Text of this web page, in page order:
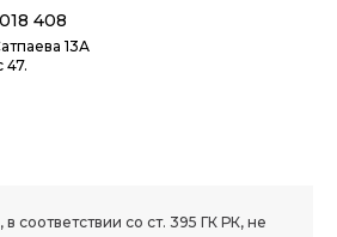
408
13А
47.
соответствии со ст. 395 ГК РК, не